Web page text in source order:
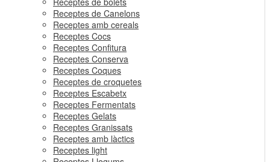
Receptes de Canelons
Receptes amb cereals
Receptes Cocs
Receptes Confitura
Receptes Conserva
Receptes Coques
Receptes de croquetes
Receptes Escabetx
Receptes Fermentats
Receptes Gelats
Receptes Granissats
Receptes amb làctics
Receptes light